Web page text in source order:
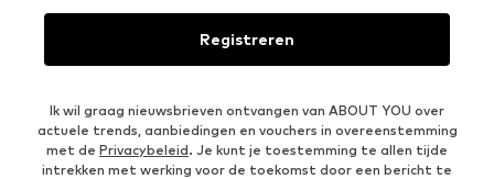
Registreren
Ik wil graag nieuwsbrieven ontvangen van ABOUT YOU over
actuele trends, aanbiedingen en vouchers in overeenstemming
met de Privacybeleid. Je kunt je toestemming te allen tijde
intrekken met werking voor de toekomst door een bericht te